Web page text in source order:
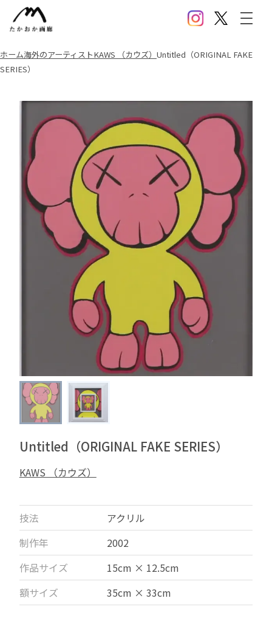
InstagramX(Twitter)
メニ
ホーム海外のアーティストKAWS （カウズ） Untitled（ORIGINAL FAKE
SERIES）
Untitled（ORIGINAL FAKE SERIES）
KAWS （カウズ）
技法
アクリル
制作年
2002
作品サイズ
15cm × 12.5cm
額サイズ
35cm × 33cm